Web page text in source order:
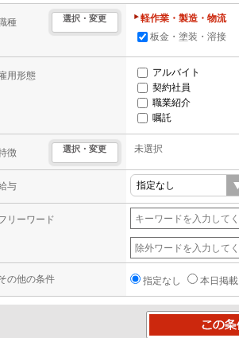
種 選択・変更
軽作業・製造・物流
板金・塗装・溶接
用形態 アルバイト
契約社員
職業紹介
嘱託
徴 選択・変更 未選択
与
リーワード
の他の条件 指定なし 本日掲載